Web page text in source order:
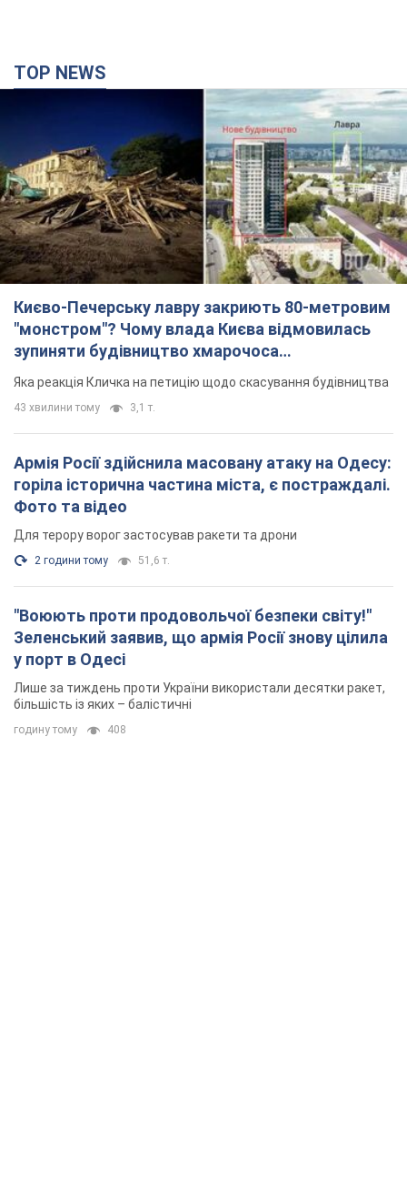
TOP NEWS
Києво-Печерську лавру закриють 80-метровим
"монстром"? Чому влада Києва відмовилась
зупиняти будівництво хмарочоса
"московського вірянина"
Яка реакція Кличка на петицію щодо скасування будівництва
43 хвилини тому 3,1 т.
Армія Росії здійснила масовану атаку на Одесу:
горіла історична частина міста, є постраждалі.
Фото та відео
Для терору ворог застосував ракети та дрони
2 години тому 51,6 т.
"Воюють проти продовольчої безпеки світу!"
Зеленський заявив, що армія Росії знову цілила
у порт в Одесі
Лише за тиждень проти України використали десятки ракет,
більшість із яких – балістичні
годину тому 408